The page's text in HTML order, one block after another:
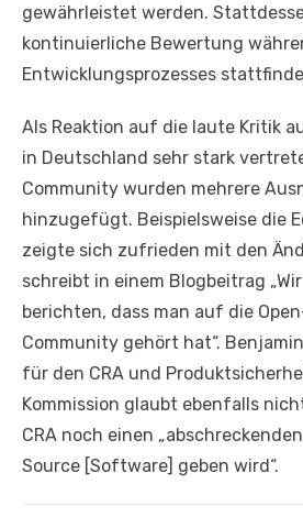
gewährleistet werden.
kontinuierliche Bewertung
Entwicklungsprozesses
Als Reaktion auf die laute Kritik
in Deutschland sehr stark
Community wurden mehrere
hinzugefügt. Beispielsweise die
zeigte sich zufrieden mit den
schreibt in einem Blogbeitrag
berichten, dass man auf die
Community gehört hat“.
für den CRA und
Kommission glaubt ebenfalls
CRA noch einen
Source [Software] geben wird“.